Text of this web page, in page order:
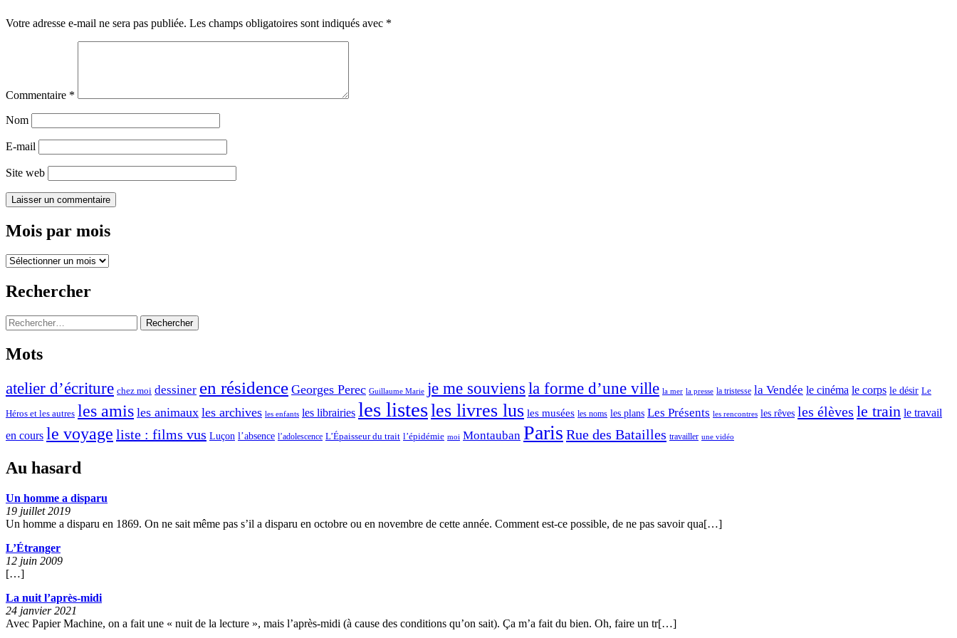
Votre adresse e-mail ne sera pas publiée. Les champs obligatoires sont indiqués avec *
Commentaire *
Nom
E-mail
Site web
Mois par mois
Mois
mois
Rechercher
Rechercher :
Mots
atelier d’écriture chez moi dessiner en résidence Georges Perec Guillaume Marie je me souviens la forme d’une ville la mer la presse la tristesse la Vendée le cinéma le corps le désir Le
Héros et les autres les amis les animaux les archives les enfants les librairies les listesles livres lus les musées les noms les plans Les Présents les rencontres les rêves les élèves le train le travail
en cours le voyage liste : films vus Luçon l’absence l’adolescence L’Épaisseur du trait l’épidémie moi Montauban Paris Rue des Batailles travailler une vidéo
Au hasard
Un homme a disparu
19 juillet 2019
Un homme a disparu en 1869. On ne sait même pas s’il a disparu en octobre ou en novembre de cette année. Comment est-ce possible, de ne pas savoir qua[…]
L’Étranger
12 juin 2009
[…]
La nuit l’après-midi
24 janvier 2021
Avec Papier Machine, on a fait une « nuit de la lecture », mais l’après-midi (à cause des conditions qu’on sait). Ça m’a fait du bien. Oh, faire un tr[…]